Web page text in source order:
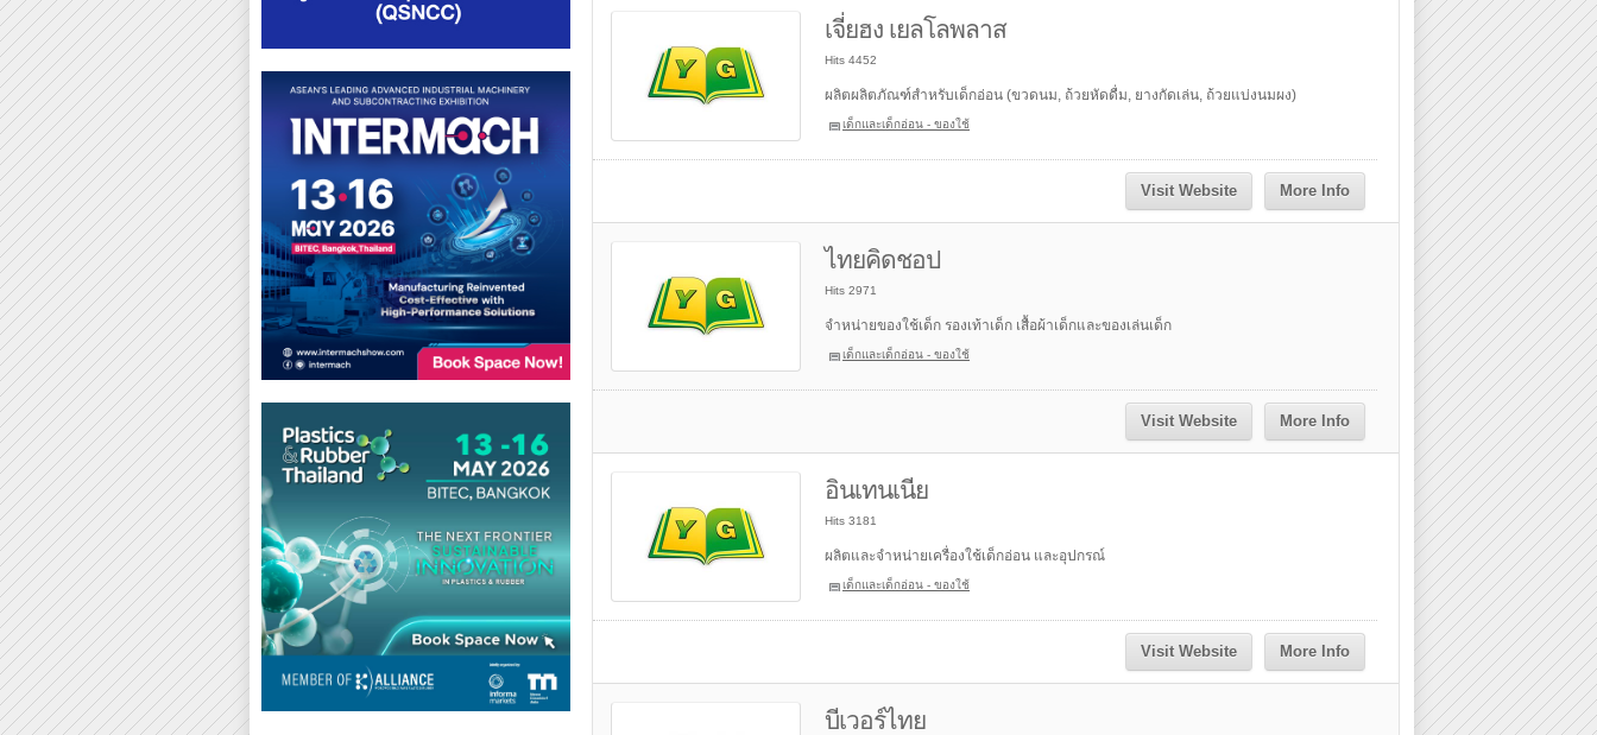
เจี่ยฮง เยลโลพลาส
Hits 4452
ผลิตผลิตภัณฑ์สำหรับเด็กอ่อน (ขวดนม, ถ้วยหัดดื่ม, ยางกัดเล่น, ถ้วยแบ่งนมผง)
เด็กและเด็กอ่อน - ของใช้
More Info
Visit Website
ไทยคิดชอป
Hits 2971
จำหน่ายของใช้เด็ก รองเท้าเด็ก เสื้อผ้าเด็กและของเล่นเด็ก
เด็กและเด็กอ่อน - ของใช้
More Info
Visit Website
อินเทนเนีย
Hits 3181
ผลิตและจำหน่ายเครื่องใช้เด็กอ่อน และอุปกรณ์
เด็กและเด็กอ่อน - ของใช้
More Info
Visit Website
บีเวอร์ไทย